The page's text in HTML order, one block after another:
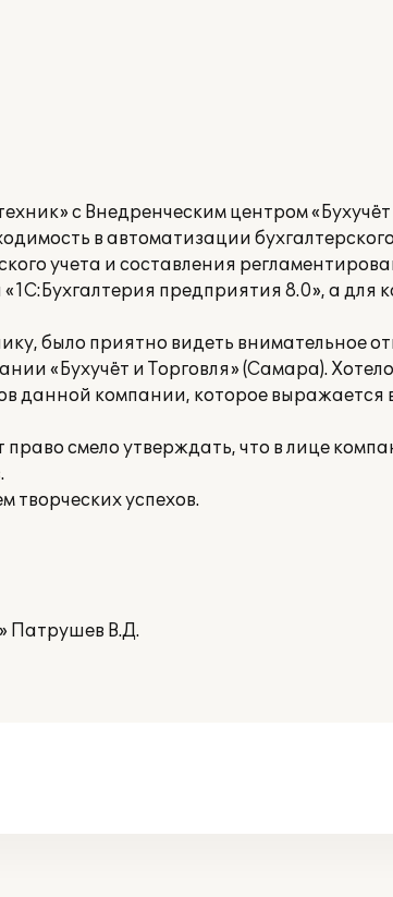
с Внедренческим центром
в автоматизации
учета и составления
предприятия 8.0», а для
было приятно видеть внимательное
«Бухучёт и Торговля» (Самара).
данной компании, которое выражается
смело утверждать, что в лице
творческих успехов.
Патрушев В.Д.